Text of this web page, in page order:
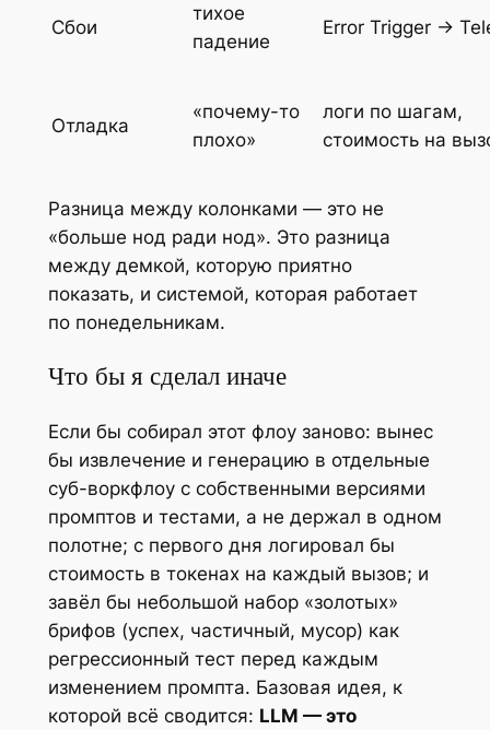
Сбои
тихое
падение
Error Trigger →
Отладка
«почему-то
плохо»
логи по шагам,
стоимость на
Разница между колонками — это не
«больше нод ради нод». Это разница
между демкой, которую приятно
показать, и системой, которая работает
по понедельникам.
Что бы я сделал иначе
Если бы собирал этот флоу заново: вынес
бы извлечение и генерацию в отдельные
суб-воркфлоу с собственными версиями
промптов и тестами, а не держал в одном
полотне; с первого дня логировал бы
стоимость в токенах на каждый вызов; и
завёл бы небольшой набор «золотых»
брифов (успех, частичный, мусор) как
регрессионный тест перед каждым
изменением промпта. Базовая идея, к
которой всё сводится: LLM — это